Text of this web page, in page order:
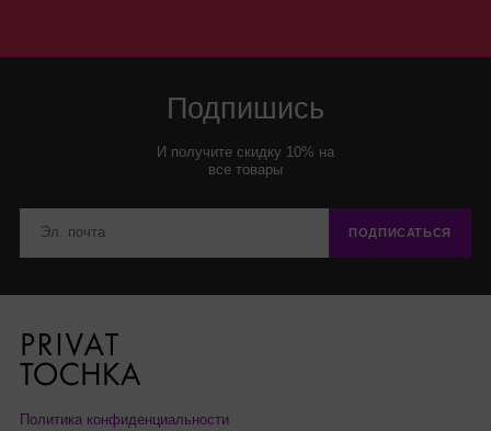
Подпишись
И получите скидку 10% на
все товары
ПОДПИСАТЬСЯ
Политика конфиденциальности